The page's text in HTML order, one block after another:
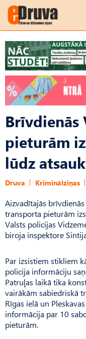
Brīvdienās
pieturām
lūdz
Druva Kriminālziņas
Aizvadītajās
transporta pieturām
Valsts policijas
biroja inspektore
Par izsistiem stikliem
policija informāciju
Patruļas laikā tika
vairākām sabiedriskā
Rīgas ielā un
informācija par 10
pieturām.